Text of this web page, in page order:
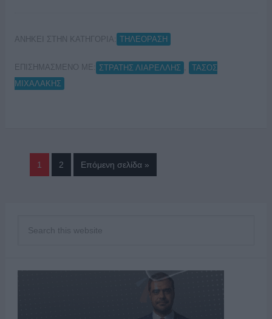
ΑΝΗΚΕΙ ΣΤΗΝ ΚΑΤΗΓΟΡΙΑ: ΤΗΛΕΟΡΑΣΗ
ΕΠΙΣΗΜΑΣΜΕΝΟ ΜΕ: ΣΤΡΑΤΗΣ ΛΙΑΡΕΛΛΗΣ
ΤΑΣΟΣ
ΜΙΧΑΛΑΚΗΣ
1 2 Επόμενη σελίδα »